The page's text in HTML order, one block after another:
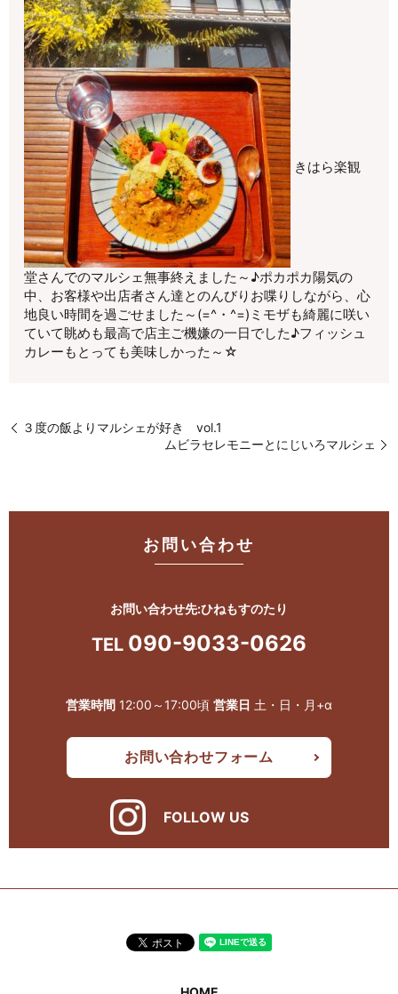
きはら楽観
堂さんでのマルシェ無事終えました～♪ポカポカ陽気の
中、お客様や出店者さん達とのんびりお喋りしながら、心
地良い時間を過ごせました～(=^・^=)ミモザも綺麗に咲い
ていて眺めも最高で店主ご機嫌の一日でした♪フィッシュ
カレーもとっても美味しかった～☆
３度の飯よりマルシェが好き vol.1
ムビラセレモニーとにじいろマルシェ
お問い合わせ
お問い合わせ先:ひねもすのたり
TEL 090-9033-0626
営業時間 12:00～17:00頃 営業日 土・日・月+α
お問い合わせフォーム
FOLLOW US